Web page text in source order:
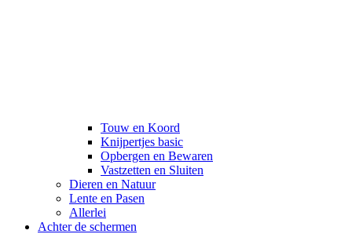
Touw en Koord
Knijpertjes basic
Opbergen en Bewaren
Vastzetten en Sluiten
Dieren en Natuur
Lente en Pasen
Allerlei
Achter de schermen